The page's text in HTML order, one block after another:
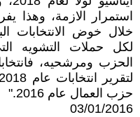
استمرار الازمة، وهذا
خلال خوض الانتخابات
لكل حملات التشويه
الحزب ومرشحيه،
حزب العمال عام 2016."
03/01/2016